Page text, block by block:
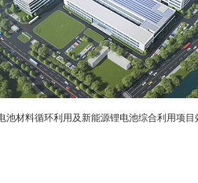
池材料循环利用及新能源锂电池综合利用项目